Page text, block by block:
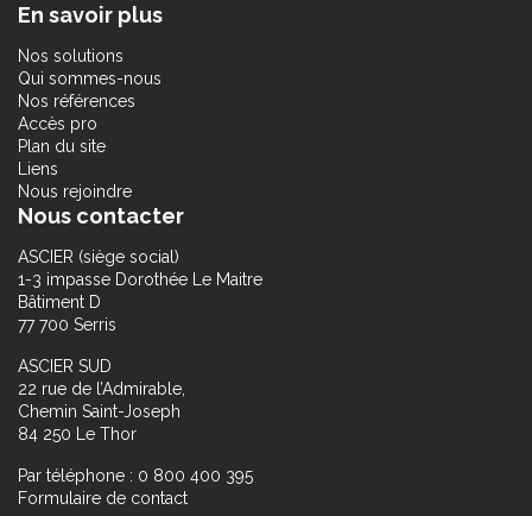
En savoir plus
Nos solutions
Qui sommes-nous
Nos références
Accès pro
Plan du site
Liens
Nous rejoindre
Nous contacter
ASCIER (siège social)
1-3 impasse Dorothée Le Maitre
Bâtiment D
77 700 Serris
ASCIER SUD
22 rue de l’Admirable,
Chemin Saint-Joseph
84 250 Le Thor
Par téléphone : 0 800 400 395
Formulaire de contact